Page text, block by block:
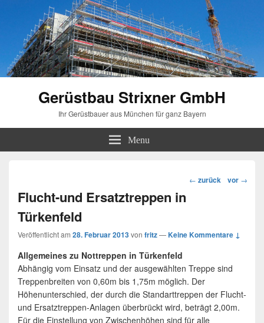
Gerüstbau Strixner GmbH
Ihr Gerüstbauer aus München für ganz Bayern
Menu
Beitragsnavigation
← zurück vor →
Flucht-und Ersatztreppen in
Türkenfeld
Veröffentlicht am 28. Februar 2013von fritz—Keine Kommentare ↓
Allgemeines zu Nottreppen in Türkenfeld
Abhängig vom Einsatz und der ausgewählten Treppe sind
Treppenbreiten von 0,60m bis 1,75m möglich. Der
Höhenunterschied, der durch die Standarttreppen der Flucht-
und Ersatztreppen-Anlagen überbrückt wird, beträgt 2,00m.
Für die Einstellung von Zwischenhöhen sind für alle